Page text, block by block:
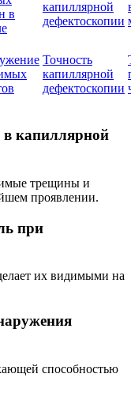
в
капиллярной
дефектоскопии
Точность
капиллярной
дефектоскопии
в капиллярной
трещины и
проявлении.
при
их видимыми на
способностью